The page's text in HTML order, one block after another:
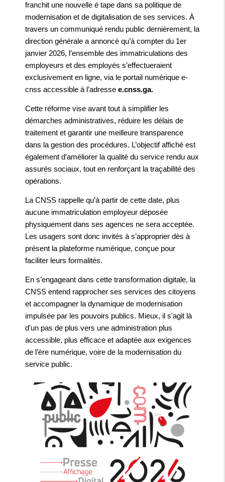
franchit une nouvelle é tape dans sa politique de
modernisation et de digitalisation de ses services. À
travers un communiqué rendu public dernièrement, la
direction générale a annoncé qu’à compter du 1er
janvier 2026, l’ensemble des immatriculations des
employeurs et des employés s’effectueraient
exclusivement en ligne, via le portail numérique e-
cnss accessible à l’adresse e.cnss.ga.
Cette réforme vise avant tout à simplifier les
démarches administratives, réduire les délais de
traitement et garantir une meilleure transparence
dans la gestion des procédures. L’objectif affiché est
également d’améliorer la qualité du service rendu aux
assurés sociaux, tout en renforçant la traçabilité des
opérations.
La CNSS rappelle qu’à partir de cette date, plus
aucune immatriculation employeur déposée
physiquement dans ses agences ne sera acceptée.
Les usagers sont donc invités à s’approprier dès à
présent la plateforme numérique, conçue pour
faciliter leurs formalités.
En s’engageant dans cette transformation digitale, la
CNSS entend rapprocher ses services des citoyens
et accompagner la dynamique de modernisation
impulsée par les pouvoirs publics. Mieux, il s'agit là
d'un pas de plus vers une administration plus
accessible, plus efficace et adaptée aux exigences
de l’ère numérique, voire de la modernisation du
service public.